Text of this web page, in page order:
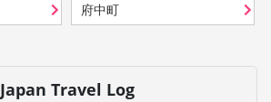
府中町
Japan Travel Log